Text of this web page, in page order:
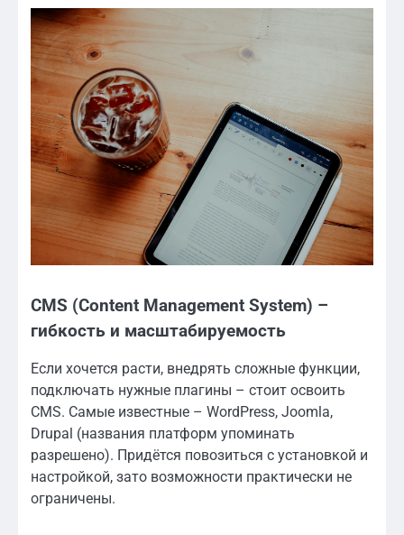
CMS (Content Management System) –
гибкость и масштабируемость
Если хочется расти, внедрять сложные функции,
подключать нужные плагины – стоит освоить
CMS. Самые известные – WordPress, Joomla,
Drupal (названия платформ упоминать
разрешено). Придётся повозиться с установкой и
настройкой, зато возможности практически не
ограничены.